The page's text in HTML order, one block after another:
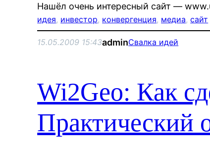
Нашёл очень интересный сайт —
идея, инвестор, конвергенция, медиа, сайт
15.05.2009 15:43adminСвалка идей
Wi2Geo: Как
Практический